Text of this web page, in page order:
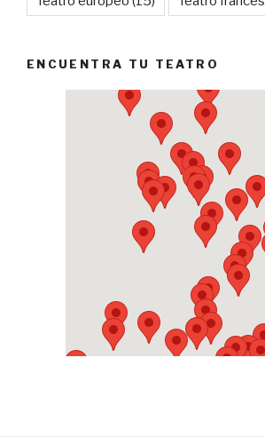
ENCUENTRA TU TEATRO